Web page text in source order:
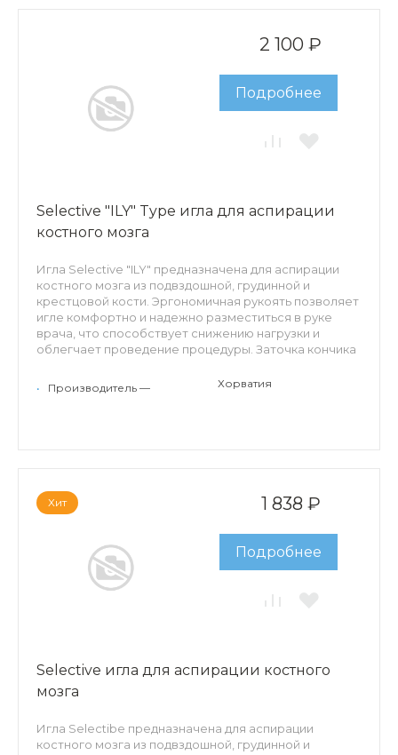
винтовая регулировка длины, эргономичная рукоять,
стальной коннектор Луер-Лок, ограничитель
2 100 ₽
Подробнее
Selective "ILY" Type игла для аспирации
костного мозга
Игла Selective "ILY" предназначена для аспирации
костного мозга из подвздошной, грудинной и
крестцовой кости. Эргономичная рукоять позволяет
игле комфортно и надежно разместиться в руке
врача, что способствует снижению нагрузки и
облегчает проведение процедуры. Заточка кончика
стилет предоставляет доступ к коннектору Луер-
Лок.
• Производитель — Хорватия
Хит 1 838 ₽
Подробнее
Selective игла для аспирации костного
мозга
Игла Selectibe предназначена для аспирации
костного мозга из подвздошной, грудинной и